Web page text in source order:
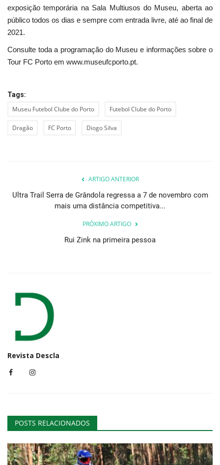
exposição temporária na Sala Multiusos do Museu, aberta ao
público todos os dias e sempre com entrada livre, até ao final de
2021.
Consulte toda a programação do Museu e informações sobre o
Tour FC Porto em www.museufcporto.pt.
Tags:
Museu Futebol Clube do Porto Futebol Clube do Porto
Dragão FC Porto Diogo Silva
ARTIGO ANTERIOR
Ultra Trail Serra de Grândola regressa a 7 de novembro com
mais uma distância competitiva...
PRÓXIMO ARTIGO
Rui Zink na primeira pessoa
Revista Descla
POSTS RELACIONADOS